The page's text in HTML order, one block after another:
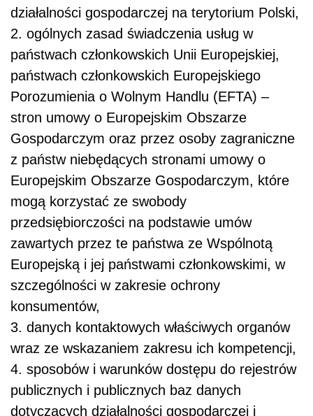
działalności gospodarczej na terytorium Polski,
2. ogólnych zasad świadczenia usług w
państwach członkowskich Unii Europejskiej,
państwach członkowskich Europejskiego
Porozumienia o Wolnym Handlu (EFTA) –
stron umowy o Europejskim Obszarze
Gospodarczym oraz przez osoby zagraniczne
z państw niebędących stronami umowy o
Europejskim Obszarze Gospodarczym, które
mogą korzystać ze swobody
przedsiębiorczości na podstawie umów
zawartych przez te państwa ze Wspólnotą
Europejską i jej państwami członkowskimi, w
szczególności w zakresie ochrony
konsumentów,
3. danych kontaktowych właściwych organów
wraz ze wskazaniem zakresu ich kompetencji,
4. sposobów i warunków dostępu do rejestrów
publicznych i publicznych baz danych
dotyczących działalności gospodarczej i